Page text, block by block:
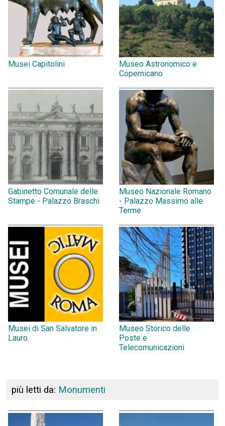
Musei Capitolini
Museo Astronomico e
Copernicano
Gabinetto Comunale delle
Stampe - Palazzo Braschi
Museo Nazionale Romano
- Palazzo Massimo alle
Terme
Musei di San Salvatore in
Lauro
Museo Storico delle
Poste e
Telecomunicazioni
più letti da: Monumenti